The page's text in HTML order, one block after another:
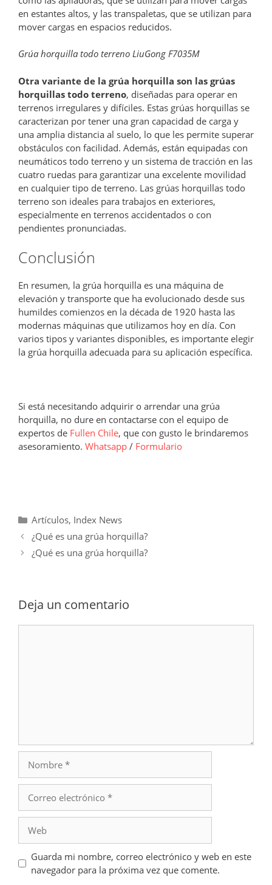
en estantes altos, y las transpaletas, que se utilizan para
mover cargas en espacios reducidos.
Grúa horquilla todo terreno LiuGong F7035M
Otra variante de la grúa horquilla son las grúas
horquillas todo terreno, diseñadas para operar en
terrenos irregulares y difíciles. Estas grúas horquillas se
caracterizan por tener una gran capacidad de carga y
una amplia distancia al suelo, lo que les permite superar
obstáculos con facilidad. Además, están equipadas con
neumáticos todo terreno y un sistema de tracción en las
cuatro ruedas para garantizar una excelente movilidad
en cualquier tipo de terreno. Las grúas horquillas todo
terreno son ideales para trabajos en exteriores,
especialmente en terrenos accidentados o con
pendientes pronunciadas.
Conclusión
En resumen, la grúa horquilla es una máquina de
elevación y transporte que ha evolucionado desde sus
humildes comienzos en la década de 1920 hasta las
modernas máquinas que utilizamos hoy en día. Con
varios tipos y variantes disponibles, es importante elegir
la grúa horquilla adecuada para su aplicación específica.
Si está necesitando adquirir o arrendar una grúa
horquilla, no dure en contactarse con el equipo de
expertos de Fullen Chile, que con gusto le brindaremos
asesoramiento. Whatsapp / Formulario
Categorías
Artículos, Index News
¿Qué es una grúa horquilla?
¿Qué es una grúa horquilla?
Deja un comentario
electrónico
Guarda mi nombre, correo electrónico y web en este
navegador para la próxima vez que comente.